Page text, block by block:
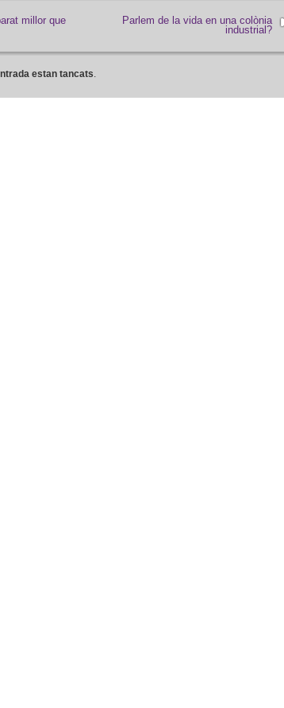
Parlem de la vida en una colònia
industrial?
millor que
estan tancats.